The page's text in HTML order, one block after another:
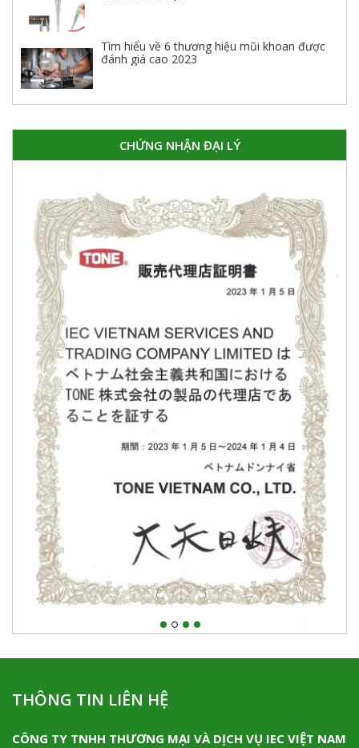
Tìm hiểu về 6 thương hiệu mũi khoan được
đánh giá cao 2023
CHỨNG NHẬN ĐẠI LÝ
THÔNG TIN LIÊN HỆ
CÔNG TY TNHH THƯƠNG MẠI VÀ DỊCH VỤ IEC VIỆT NAM